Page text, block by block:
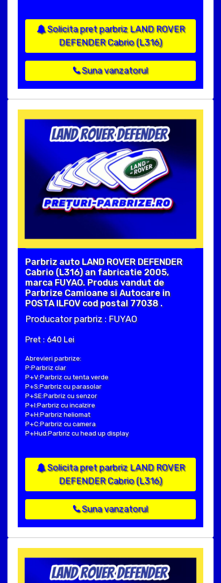
Solicita pret parbriz LAND ROVER
DEFENDER Cabrio (L316)
Suna vanzatorul
Parbriz auto LAND ROVER DEFENDER
Cabrio (L316) an fabricatie 2005,
marca FUYAO. Produs vandut de
Parbrize Camioane si Autocare in
POSTA ILFOV cod postal 77038 .
Producator parbriz : FUYAO
Pret : 640 Lei
Abrevieri parbrize:
P:Parbriz clar
P+V:Parbriz cu tenta verde
P+S:Parbriz cu parasolar
P+SE:Parbriz cu senzor
P+I:Parbriz cu incalzire
P+H:Parbriz heliomat
P+C:Parbriz cu camera
P+Hud:Parbriz cu head up display
Solicita pret parbriz LAND ROVER
DEFENDER Cabrio (L316)
Suna vanzatorul